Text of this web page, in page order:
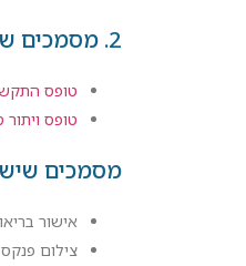
2. מסמכים שיש להוריד ולחתום עליהם:
טופס
טופס ויתור
מסמכים
אישור
צילום